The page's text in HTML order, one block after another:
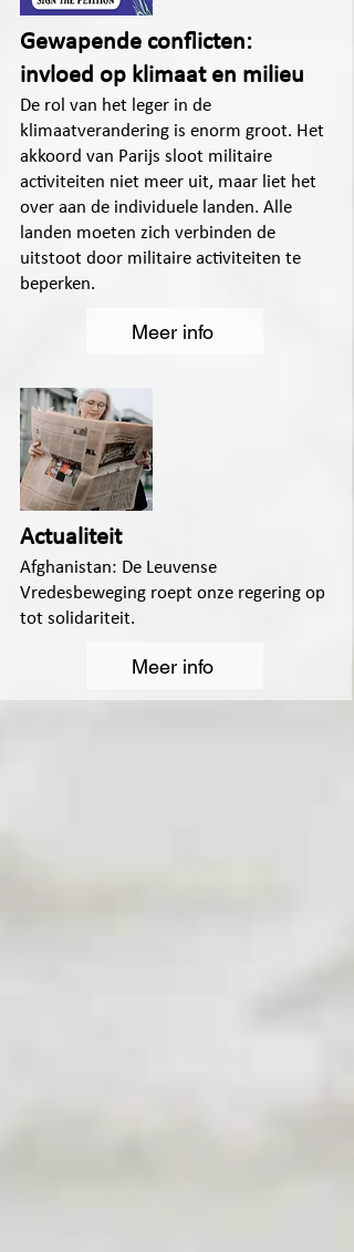
Gewapende conflicten:
invloed op klimaat en milieu
De rol van het leger in de
klimaatverandering is enorm groot. Het
akkoord van Parijs sloot militaire
activiteiten niet meer uit, maar liet het
over aan de individuele landen. Alle
landen moeten zich verbinden de
uitstoot door militaire activiteiten te
beperken.
Meer info
Actualiteit
Afghanistan: De Leuvense
Vredesbeweging roept onze regering op
tot solidariteit.
Meer info